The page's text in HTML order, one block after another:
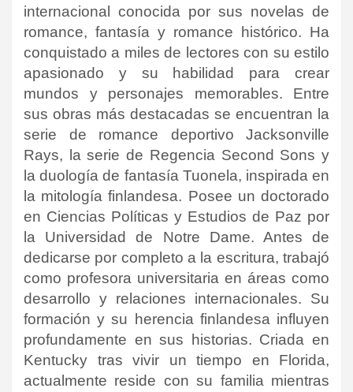
internacional conocida por sus novelas de
romance, fantasía y romance histórico. Ha
conquistado a miles de lectores con su estilo
apasionado y su habilidad para crear
mundos y personajes memorables. Entre
sus obras más destacadas se encuentran la
serie de romance deportivo Jacksonville
Rays, la serie de Regencia Second Sons y
la duología de fantasía Tuonela, inspirada en
la mitología finlandesa. Posee un doctorado
en Ciencias Políticas y Estudios de Paz por
la Universidad de Notre Dame. Antes de
dedicarse por completo a la escritura, trabajó
como profesora universitaria en áreas como
desarrollo y relaciones internacionales. Su
formación y su herencia finlandesa influyen
profundamente en sus historias. Criada en
Kentucky tras vivir un tiempo en Florida,
actualmente reside con su familia mientras